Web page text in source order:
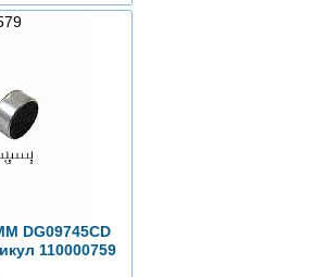
DG09745CD
110000759